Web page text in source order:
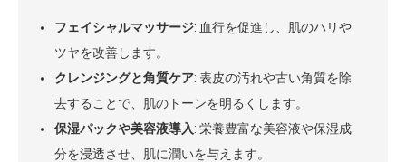
フェイシャルマッサージ: 血行を促進し、肌のハリや
ツヤを改善します。
クレンジングと角質ケア: 表皮の汚れや古い角質を除
去することで、肌のトーンを明るくします。
保湿パックや美容液導入: 栄養豊富な美容液や保湿成
分を浸透させ、肌に潤いを与えます。